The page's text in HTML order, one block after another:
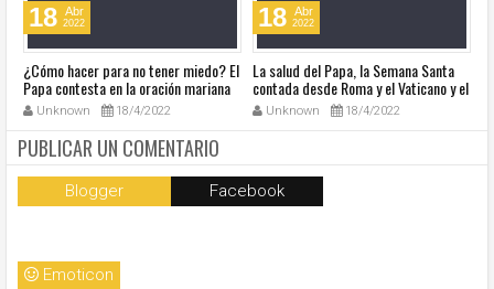
18 Abr
2022
¿Cómo hacer para no tener miedo? El
Papa contesta en la oración mariana
de este lunes en la Plaza de San
Pedro
Unknown 18/4/2022
18 Abr
2022
La salud del Papa, la Semana Santa
contada desde Roma y el Vaticano y el
resumen de noticias en audio
Unknown 18/4/2022
PUBLICAR UN COMENTARIO
Blogger Facebook
Emoticon